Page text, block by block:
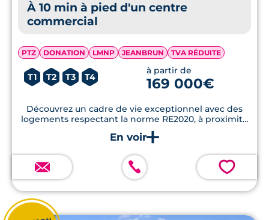
À 10 min à pied d'un centre
commercial
PTZ DONATION LMNP JEANBRUN TVA RÉDUITE
T1 T2 T3 T4
à partir de
169 000€
Découvrez un cadre de vie exceptionnel avec des
logements respectant la norme RE2020, à proximité
immédiate des commodités et des espaces verts.
💗